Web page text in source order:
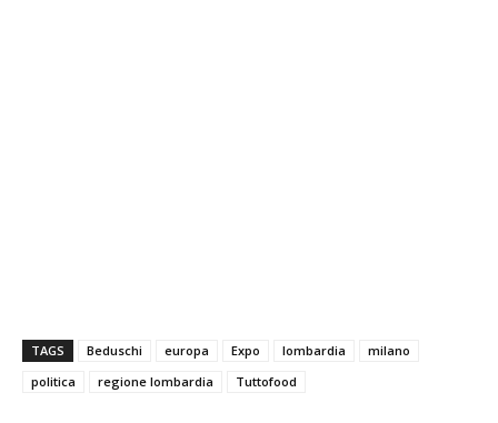
TAGS Beduschi europa Expo lombardia
milano
politica
regione lombardia Tuttofood